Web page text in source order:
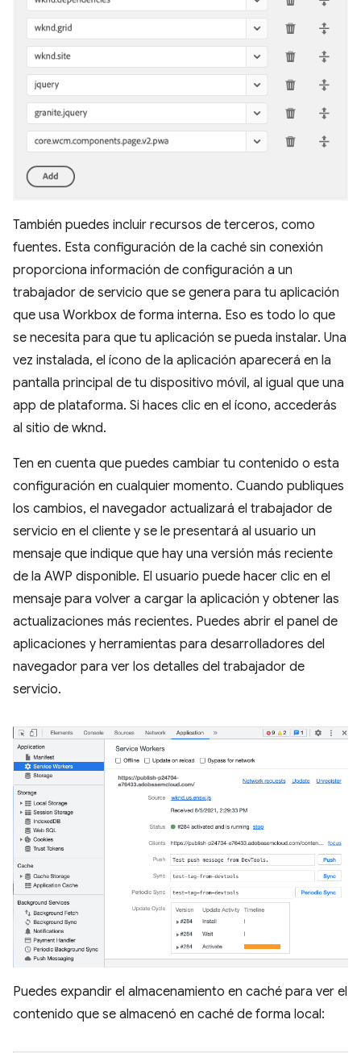
También puedes incluir recursos de terceros, como
fuentes. Esta configuración de la caché sin conexión
proporciona información de configuración a un
trabajador de servicio que se genera para tu aplicación
que usa Workbox de forma interna. Eso es todo lo que
se necesita para que tu aplicación se pueda instalar. Una
vez instalada, el ícono de la aplicación aparecerá en la
pantalla principal de tu dispositivo móvil, al igual que una
app de plataforma. Si haces clic en el ícono, accederás
al sitio de wknd.
Ten en cuenta que puedes cambiar tu contenido o esta
configuración en cualquier momento. Cuando publiques
los cambios, el navegador actualizará el trabajador de
servicio en el cliente y se le presentará al usuario un
mensaje que indique que hay una versión más reciente
de la AWP disponible. El usuario puede hacer clic en el
mensaje para volver a cargar la aplicación y obtener las
actualizaciones más recientes. Puedes abrir el panel de
aplicaciones y herramientas para desarrolladores del
navegador para ver los detalles del trabajador de
servicio.
Puedes expandir el almacenamiento en caché para ver el
contenido que se almacenó en caché de forma local: